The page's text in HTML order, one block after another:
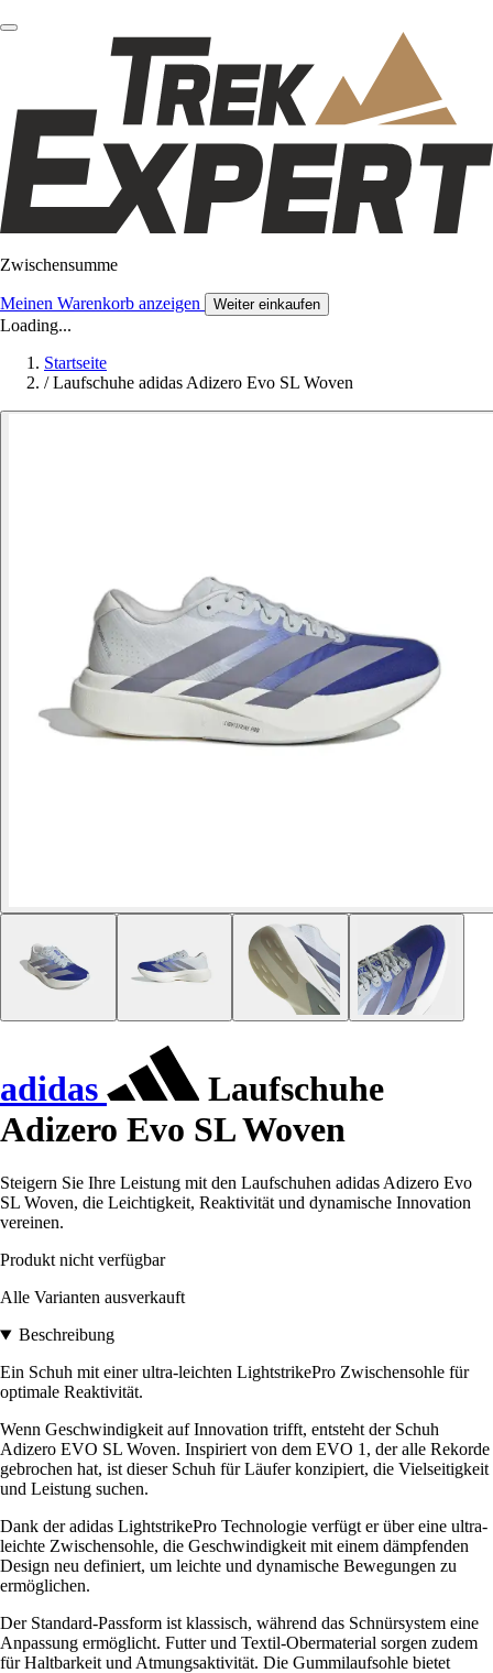
Zwischensumme
Meinen Warenkorb anzeigen Weiter einkaufen
Loading...
Startseite
/ Laufschuhe adidas Adizero Evo SL Woven
adidas
Laufschuhe
Adizero Evo SL Woven
Steigern Sie Ihre Leistung mit den Laufschuhen adidas Adizero Evo
SL Woven, die Leichtigkeit, Reaktivität und dynamische Innovation
vereinen.
Produkt nicht verfügbar
Alle Varianten ausverkauft
Beschreibung
Ein Schuh mit einer ultra-leichten LightstrikePro Zwischensohle für
optimale Reaktivität.
Wenn Geschwindigkeit auf Innovation trifft, entsteht der Schuh
Adizero EVO SL Woven. Inspiriert von dem EVO 1, der alle Rekorde
gebrochen hat, ist dieser Schuh für Läufer konzipiert, die Vielseitigkeit
und Leistung suchen.
Dank der adidas LightstrikePro Technologie verfügt er über eine ultra-
leichte Zwischensohle, die Geschwindigkeit mit einem dämpfenden
Design neu definiert, um leichte und dynamische Bewegungen zu
ermöglichen.
Der Standard-Passform ist klassisch, während das Schnürsystem eine
Anpassung ermöglicht. Futter und Textil-Obermaterial sorgen zudem
für Haltbarkeit und Atmungsaktivität. Die Gummilaufsohle bietet